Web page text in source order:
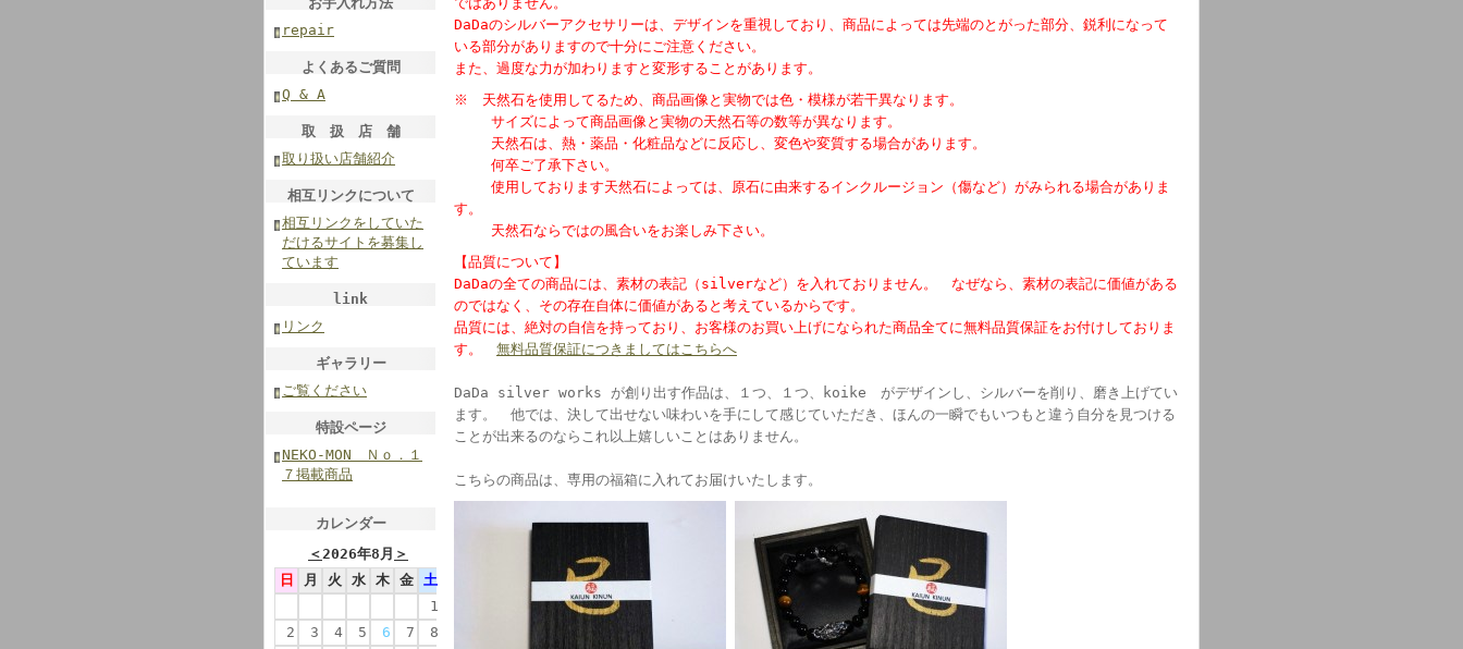
repair
よくあるご質問
Q & A
取 扱 店 舗
取り扱い店舗紹介
相互リンクについて
相互リンクをしていた
だけるサイトを募集し
ています
link
リンク
ギャラリー
ご覧ください
特設ページ
NEKO-MON Ｎｏ．１
７掲載商品
カレンダー
＜2026年8月 ＞
日
月 火 水 木 金
土
1
2
3 4 5 6 7
8
DaDaのシルバーアクセサリーは、デザインを重視しており、商品によっては先端のとがった部分、鋭利になって
いる部分がありますので十分にご注意ください。
また、過度な力が加わりますと変形することがあります。
※ 天然石を使用してるため、商品画像と実物では色・模様が若干異なります。
サイズによって商品画像と実物の天然石等の数等が異なります。
天然石は、熱・薬品・化粧品などに反応し、変色や変質する場合があります。
何卒ご了承下さい。
使用しております天然石によっては、原石に由来するインクルージョン（傷など）がみられる場合がありま
す。
天然石ならではの風合いをお楽しみ下さい。
【品質について】
DaDaの全ての商品には、素材の表記（silverなど）を入れておりません。 なぜなら、素材の表記に価値がある
のではなく、その存在自体に価値があると考えているからです。
品質には、絶対の自信を持っており、お客様のお買い上げになられた商品全てに無料品質保証をお付けしておりま
す。 無料品質保証につきましてはこちらへ
DaDa silver works が創り出す作品は、１つ、１つ、koike がデザインし、シルバーを削り、磨き上げてい
ます。 他では、決して出せない味わいを手にして感じていただき、ほんの一瞬でもいつもと違う自分を見つける
ことが出来るのならこれ以上嬉しいことはありません。
こちらの商品は、専用の福箱に入れてお届けいたします。